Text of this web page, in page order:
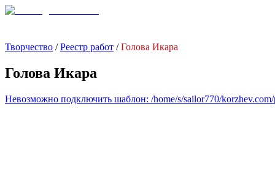
Творчество /Реестр работ /Голова Икара
Голова Икара
Невозможно подключить шаблон: /home/s/sailor770/